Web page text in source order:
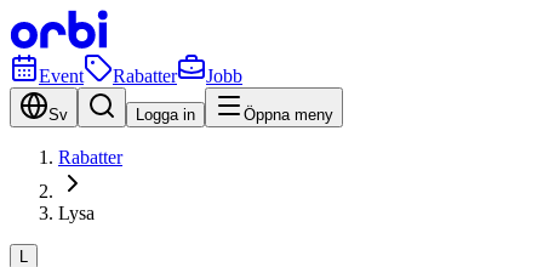
Event Rabatter Jobb
Sv Logga in Öppna meny
Rabatter
Lysa
L